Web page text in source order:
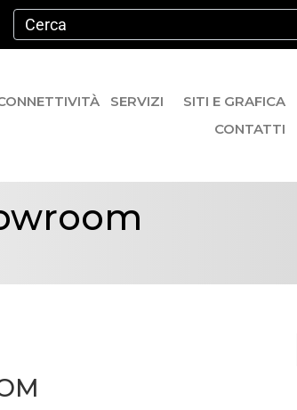
SERVIZI
SITI E GRAFICA
CONTATTI